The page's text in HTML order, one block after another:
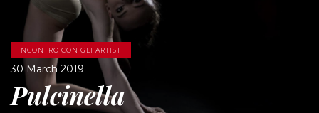
INCONTRO CON GLI ARTISTI
30 March 2019
Pulcinella